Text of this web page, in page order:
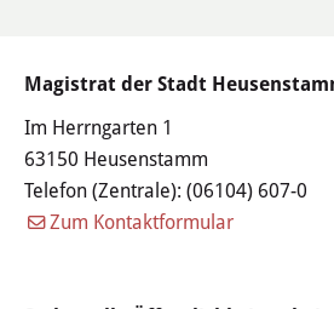
Magistrat der Stadt
Im Herrngarten 1
63150 Heusenstamm
Telefon (Zentrale): (06104) 607-0
Zum Kontaktformular
Ehrungen
Haushalt
Sitzungsinfo